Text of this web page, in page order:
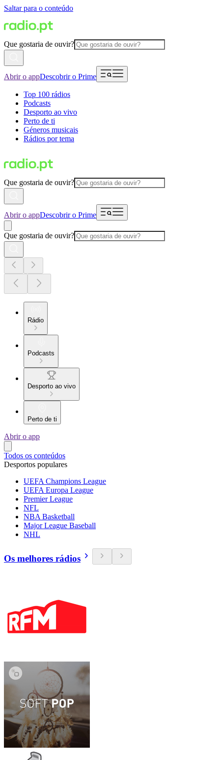
Saltar para o conteúdo
Que gostaria de ouvir?
Abrir o appDescobrir o Prime
Top 100 rádios
Podcasts
Desporto ao vivo
Perto de ti
Géneros musicais
Rádios por tema
Que gostaria de ouvir?
Abrir o appDescobrir o Prime
Que gostaria de ouvir?
Rádio
Podcasts
Desporto ao vivo
Perto de ti
Abrir o app
Todos os conteúdos
Desportos populares
UEFA Champions League
UEFA Europa League
Premier League
NFL
NBA Basketball
Major League Baseball
NHL
Os melhores rádios